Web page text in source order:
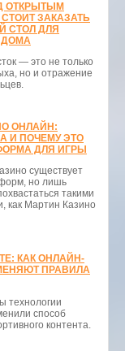
ОТКРЫТЫМ
ЗАКАЗАТЬ
СТОЛ ДЛЯ
ДОМА
— это не только
но и отражение
ОНЛАЙН:
И ПОЧЕМУ ЭТО
ДЛЯ ИГРЫ
существует
но лишь
такими
как Мартин Казино
КАК ОНЛАЙН-
ПРАВИЛА
технологии
способ
контента.